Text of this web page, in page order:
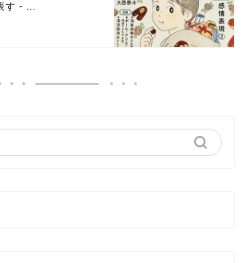
す - ...